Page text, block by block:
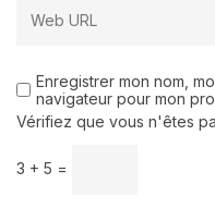
Enregistrer mon nom,
navigateur pour mon
Vérifiez que vous n'êtes
3 + 5 =